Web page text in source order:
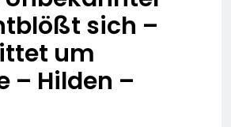
sich –
um
– Hilden –